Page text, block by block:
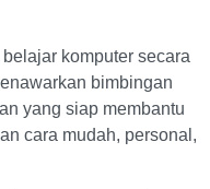
komputer secara
bimbingan
yang siap membantu
cara mudah, personal,